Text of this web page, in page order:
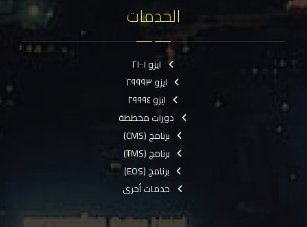
الخدمات
ايزو ٢١٠٠١
ايزو ٢٩٩٩٣
ايزو ٢٩٩٩٤
دورات مخططة
برنامج (CMS)
برنامج (TMS)
برنامج (EOS)
خدمات أخرى